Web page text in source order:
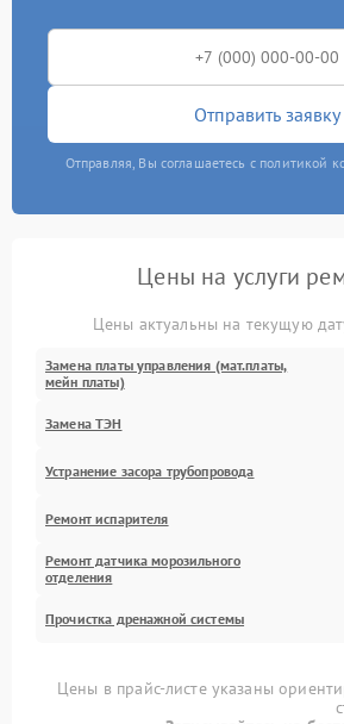
Отправить заявку
Отправляя, Вы соглашаетесь с политикой
Цены на услуги
Цены актуальны на текущую
Замена платы управления (мат.платы,
мейн платы)
Замена ТЭН
Устранение засора трубопровода
Ремонт испарителя
Ремонт датчика морозильного
отделения
Прочистка дренажной системы
Цены в прайс-листе указаны